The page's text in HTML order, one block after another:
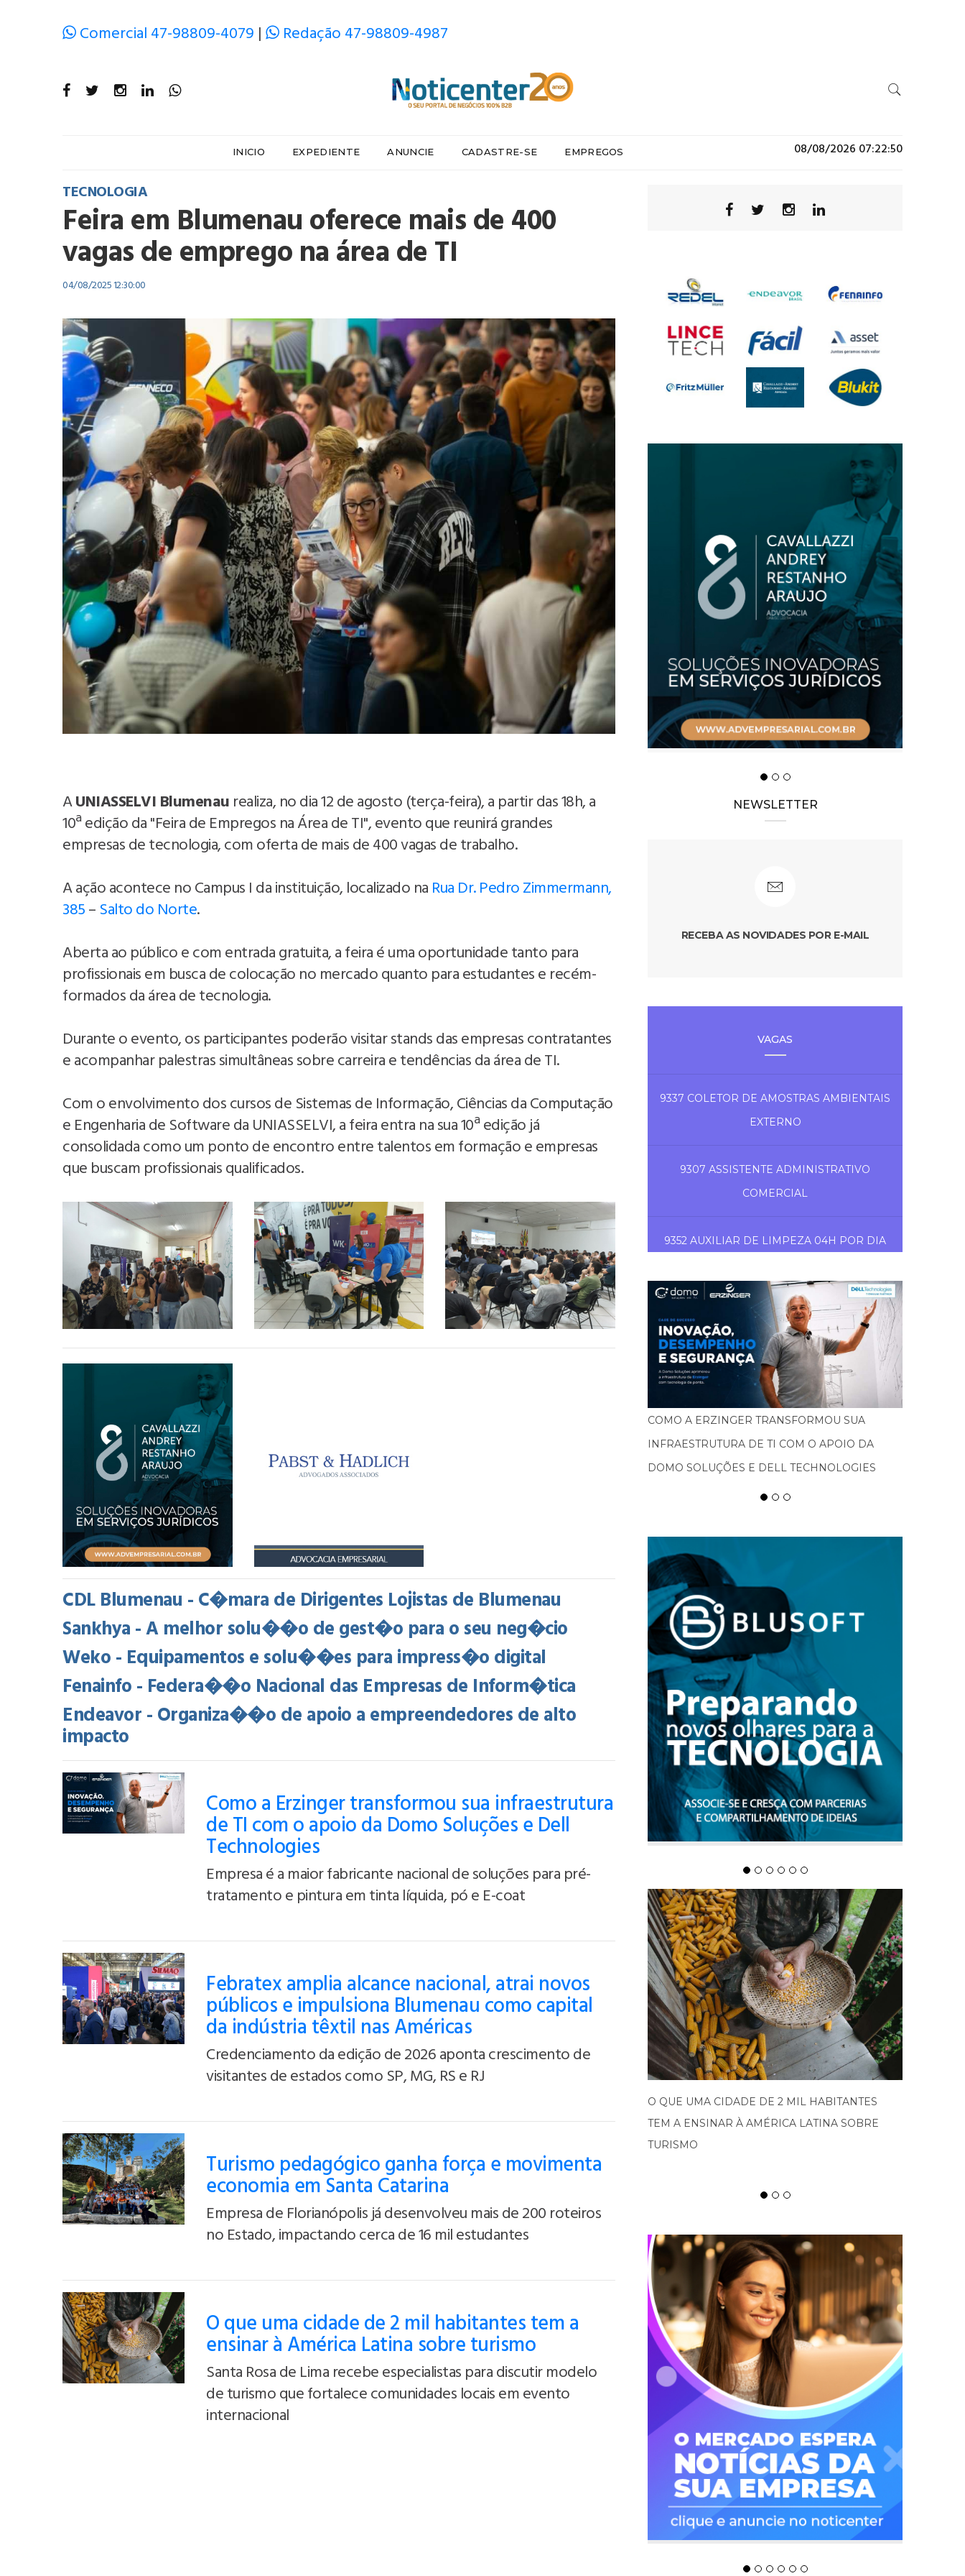
Comercial 47-98809-4079 | Redação 47-98809-4987
INICIO EXPEDIENTE ANUNCIE CADASTRE-SE EMPREGOS 08/08/2026 07:22:50
TECNOLOGIA
Feira em Blumenau oferece mais de 400
vagas de emprego na área de TI
04/08/2025 12:30:00
AUNIASSELVI Blumenau realiza, no dia 12 de agosto (terça-feira), a partir das 18h, a
10ª edição da "Feira de Empregos na Área de TI", evento que reunirá grandes
empresas de tecnologia, com oferta de mais de 400 vagas de trabalho.
A ação acontece no Campus I da instituição, localizado na Rua Dr. Pedro Zimmermann,
385– Salto do Norte.
Aberta ao público e com entrada gratuita, a feira é uma oportunidade tanto para
profissionais em busca de colocação no mercado quanto para estudantes e recém-
formados da área de tecnologia.
Durante o evento, os participantes poderão visitar stands das empresas contratantes
e acompanhar palestras simultâneas sobre carreira e tendências da área de TI.
Com o envolvimento dos cursos de Sistemas de Informação, Ciências da Computação
e Engenharia de Software da UNIASSELVI, a feira entra na sua 10ª edição já
consolidada como um ponto de encontro entre talentos em formação e empresas
que buscam profissionais qualificados.
CDL Blumenau - C�mara de Dirigentes Lojistas de Blumenau
Sankhya - A melhor solu��o de gest�o para o seu neg�cio
Weko - Equipamentos e solu��es para impress�o digital
Fenainfo - Federa��o Nacional das Empresas de Inform�tica
Endeavor - Organiza��o de apoio a empreendedores de alto
impacto
Como a Erzinger transformou sua infraestrutura
de TI com o apoio da Domo Soluções e Dell
Technologies
Empresa é a maior fabricante nacional de soluções para pré-
tratamento e pintura em tinta líquida, pó e E-coat
Febratex amplia alcance nacional, atrai novos
públicos e impulsiona Blumenau como capital
da indústria têxtil nas Américas
Credenciamento da edição de 2026 aponta crescimento de
visitantes de estados como SP, MG, RS e RJ
Turismo pedagógico ganha força e movimenta
economia em Santa Catarina
Empresa de Florianópolis já desenvolveu mais de 200 roteiros
no Estado, impactando cerca de 16 mil estudantes
O que uma cidade de 2 mil habitantes tem a
ensinar à América Latina sobre turismo
Santa Rosa de Lima recebe especialistas para discutir modelo
de turismo que fortalece comunidades locais em evento
internacional
NEWSLETTER
RECEBA AS NOVIDADES POR E-MAIL
VAGAS
9337 COLETOR DE AMOSTRAS AMBIENTAIS
EXTERNO
9307 ASSISTENTE ADMINISTRATIVO
COMERCIAL
9352 AUXILIAR DE LIMPEZA 04H POR DIA
AMÉRICAS